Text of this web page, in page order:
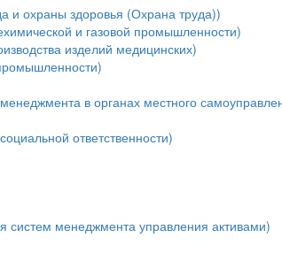
и охраны здоровья (Охрана труда))
и газовой промышленности)
изделий медицинских)
в органах местного
ответственности)
менеджмента управления активами)